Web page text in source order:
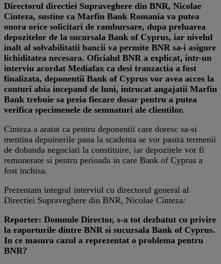
Directorul directiei Supraveghere din BNR, Nicolae
Cinteza, sustine ca Marfin Bank Romania va putea
onora orice solicitari de rambursare, dupa preluarea
depozitelor de la sucursala Bank of Cyprus, iar nivelul
inalt al solvabilitatii bancii va permite BNR sa-i asigure
lichiditatea necesara. Oficialul BNR a explicat, intr-un
interviu acordat Mediafax ca desi tranzactia a fost
finalizata, deponentii Bank of Cyprus vor avea acces la
conturi abia incepand de luni, intrucat angajatii Marfin
Bank trebuie sa preia fiecare dosar pentru a putea
verifica specimenele de semnaturi ale clientilor.
Cinteza a aratat ca pentru deponentii care doresc sa-si
mentina depuinerile pana la scadenta se vor pastra termenii
de dobanda negociati la constituire, iar depozitele vor fi
remunerate si pentru perioada in care Bank of Cyprus a
fost inchisa.
Prezentam integral interviul cu directorul general al
Directiei Supraveghere din BNR, Nicolae Cinteza:
Reporter: Domnule Director, s-a tot dezbatut cu privire
la raporturile dintre BNR si sucursala Bank of Cyprus.
In ce masura cazul a reprezentat o problema pentru
BNR?